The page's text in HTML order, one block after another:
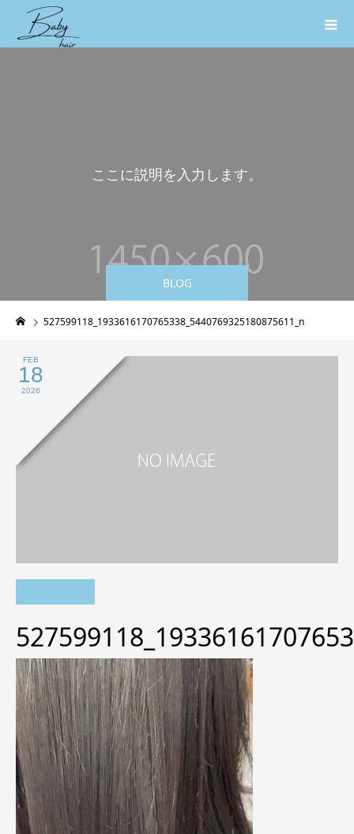
BLOG
こ こ に説明を 入 力 し ます。
527599118_1933616170765338_5440769325180875611_n
FEB
18
2026